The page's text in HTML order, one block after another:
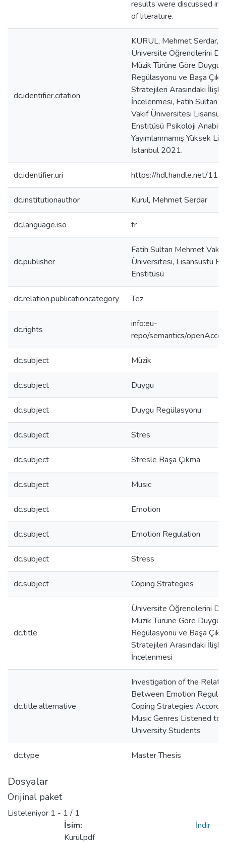
results were discussed in
of literature.
dc.identifier.citation
KURUL, Mehmet Serdar,
Üniversite Öğrencilerini
Müzik Türüne Göre Duygu
Regülasyonu ve Başa
Stratejileri Arasındaki
İncelenmesi, Fatih Sultan
Vakıf Üniversitesi
Enstitüsü Psikoloji
Yayımlanmamış Yüksek
İstanbul 2021.
dc.identifier.uri https://hdl.handle.net/
dc.institutionauthor Kurul, Mehmet Serdar
dc.language.iso tr
dc.publisher
Fatih Sultan Mehmet Vakıf
Üniversitesi, Lisansüstü
Enstitüsü
dc.relation.publicationcategory Tez
dc.rights
info:eu-
repo/semantics/
dc.subject Müzik
dc.subject Duygu
dc.subject Duygu Regülasyonu
dc.subject Stres
dc.subject Stresle Başa Çıkma
dc.subject Music
dc.subject Emotion
dc.subject Emotion Regulation
dc.subject Stress
dc.subject Coping Strategies
dc.title
Üniversite Öğrencilerini
Müzik Türüne Göre Duygu
Regülasyonu ve Başa
Stratejileri Arasındaki
İncelenmesi
dc.title.alternative
Investigation of the
Between Emotion
Coping Strategies
Music Genres Listened to
University Students
dc.type Master Thesis
Dosyalar
Orijinal paket
Listeleniyor 1 - 1 / 1
İsim:
Kurul.pdf
İndir